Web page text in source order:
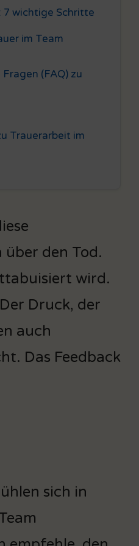
wichtige Schritte
im Team
(FAQ) zu
Trauerarbeit im
den Tod.
wird.
Druck, der
auch
Das Feedback
sich in